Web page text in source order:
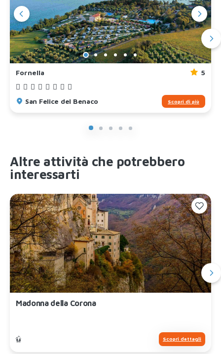
Fornella 5
San Felice del Benaco Scopri di più
Altre attività che potrebbero
interessarti
Madonna della Corona
Scopri dettagli